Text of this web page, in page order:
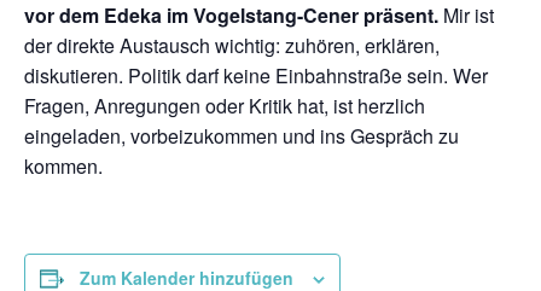
vor dem Edeka im Vogelstang-Cener präsent. Mir ist
der direkte Austausch wichtig: zuhören, erklären,
diskutieren. Politik darf keine Einbahnstraße sein. Wer
Fragen, Anregungen oder Kritik hat, ist herzlich
eingeladen, vorbeizukommen und ins Gespräch zu
kommen.
Zum Kalender hinzufügen